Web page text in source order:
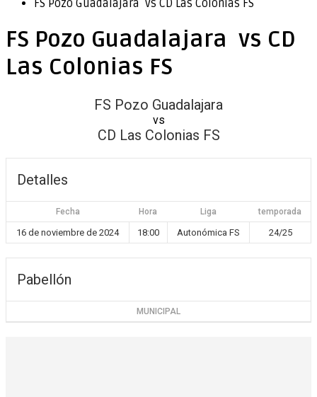
FS Pozo Guadalajara vs CD Las Colonias FS
FS Pozo Guadalajara vs CD
Las Colonias FS
FS Pozo Guadalajara
vs
CD Las Colonias FS
Detalles
Fecha Hora Liga temporada
16 de noviembre de 2024 18:00 Autonómica FS 24/25
Pabellón
MUNICIPAL